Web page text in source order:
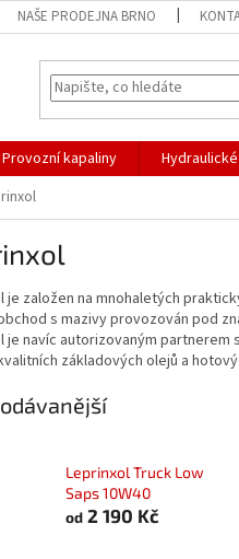
NAŠE PRODEJNA BRNO
Provozní kapaliny
je založen na mnohaletých
s mazivy provozován pod
je navíc autorizovaným
základových olejů a
Leprinxol Truck Low
Saps 10W40
od 2 190 Kč